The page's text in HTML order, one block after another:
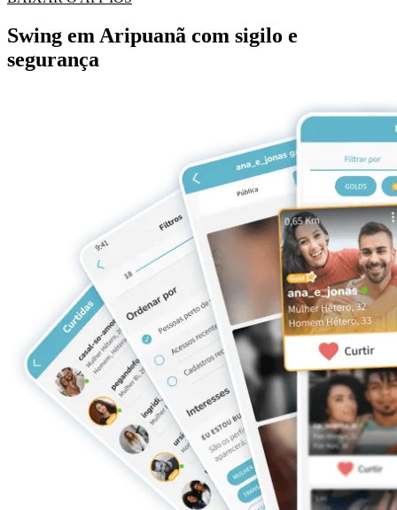
Swing em Aripuanã com sigilo e
segurança